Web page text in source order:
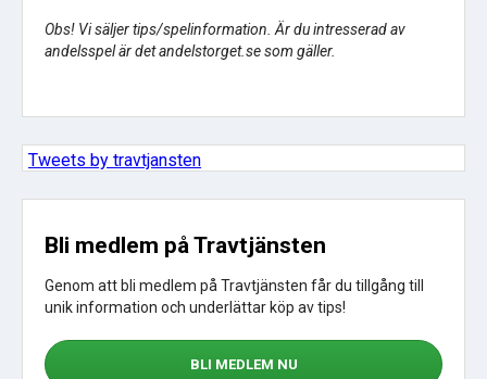
Obs! Vi säljer tips/spelinformation. Är du intresserad av
andelsspel är det andelstorget.se som gäller.
Tweets by travtjansten
Bli medlem på Travtjänsten
Genom att bli medlem på Travtjänsten får du tillgång till
unik information och underlättar köp av tips!
BLI MEDLEM NU